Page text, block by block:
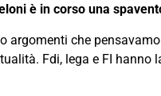
è in corso una
che
Fdi, lega e FI